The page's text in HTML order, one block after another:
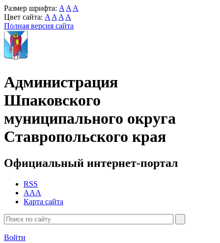
Размер шрифта: A A A
Цвет сайта: A A A A
Полная версия сайта
Администрация
Шпаковского
муниципального округа
Ставропольского края
Официальный интернет-портал
RSS
AAA
Карта сайта
Войти